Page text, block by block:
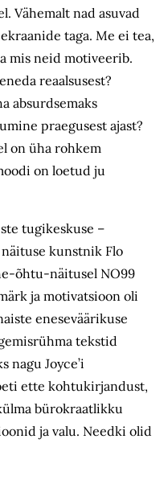
Vähemalt nad asuvad
taga. Me ei tea,
mis neid motiveerib.
da reaalsusest?
absurdsemaks
praegusest ajast?
onüha rohkem
on loetud ju
tugikeskuse –
näituse kunstnik Flo
õhtu-näitusel NO99
ja motivatsioon oli
eneseväärikuse
tekstid
nagu Joyce’i
ette kohtukirjandust,
bürokraatlikku
ja valu. Needki olid